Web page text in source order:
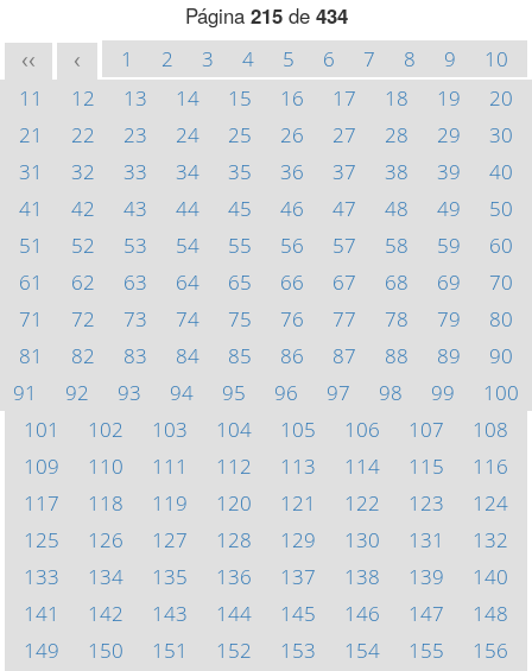
Página 215de 434
<< < 1 2 3 4 5 6 7 8 9
10
11
12 13 14 15 16 17 18 19
20
21
22 23 24 25 26 27 28 29
30
31
32 33 34 35 36 37 38 39
40
41
42 43 44 45 46 47 48 49
50
51
52 53 54 55 56 57 58 59
60
61
62 63 64 65 66 67 68 69
70
71
72 73 74 75 76 77 78 79
80
81
82 83 84 85 86 87 88 89
90
91
92 93 94 95 96 97 98 99
100
101
102 103 104 105 106 107
108
109
110 111 112 113 114 115
116
117
118 119 120 121 122 123
124
125
126 127 128 129 130 131
132
133
134 135 136 137 138 139
140
141
142 143 144 145 146 147
148
149
150 151 152 153 154 155
156